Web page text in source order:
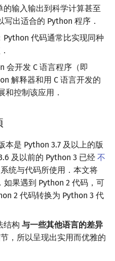
Xcode
GUIDE
CP Editor
希尔排序
锦标赛排序
排序相关 STL
线性同余方程
中国剩余定理
阶乘取模
二次剩余
阶 & 原根
高次剩余 & 单位根
多项式平移|连续点值平移
符号化方法
形式幂级数复合|复合逆
Eulerian Number
分拆数
Pólya 计数
对角化
Jordan标准型
AA 树
AHU 算法
树哈希
的输入输出到科学计算甚至
写出适合的 Python 程序．
Python 代码通常比实现同种
会开发 C 语言程序（即
解释器和用 C 语言开发的
和控制该应用．
本是 Python 3.7 及以上的版
及以前的 Python 3 已经 不
统与代码所使用．本文将
．如果遇到 Python 2 代码，可
2 代码转换为 Python 3 代
结构 与一些其他语言的差异
，所以呈现出实用而优雅的